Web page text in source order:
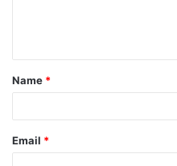
t
*
Name *
Email *